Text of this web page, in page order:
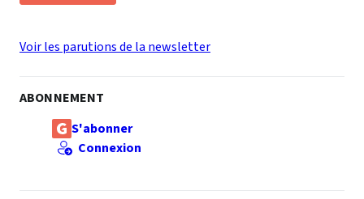
Voir les parutions de la newsletter
ABONNEMENT
S'abonner
Connexion